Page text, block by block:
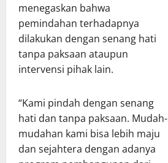
menegaskan bahwa
pemindahan terhadapnya
dilakukan dengan senang hati
tanpa paksaan ataupun
intervensi pihak lain.
“Kami pindah dengan senang
hati dan tanpa paksaan. Mudah-
mudahan kami bisa lebih maju
dan sejahtera dengan adanya